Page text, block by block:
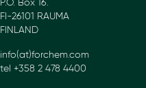
P.O. Box 16.
FI-26101 RAUMA
FINLAND
info(at)forchem.com
tel +358 2 478 4400